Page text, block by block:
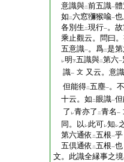
意識與二前五識一
如 二六窓獼猴喩一
各別生 二現行一。
乘止觀云。問曰
五意識一。爲二是
レ明 下五識與二第六一
識一 文 又云。意
但能得二五塵一。不
十云。如 二 眼識一
了 レ青亦了 二青名 一
同。以 レ此可レ知 レ
第六通依 二五根一
五倶通依 二五根一也
文。此識全縁事之